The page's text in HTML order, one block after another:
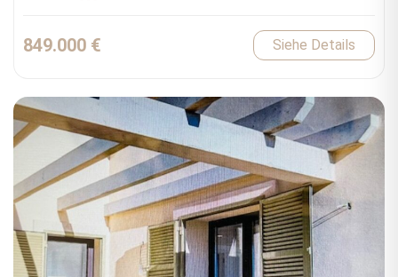
849.000 € Siehe Details